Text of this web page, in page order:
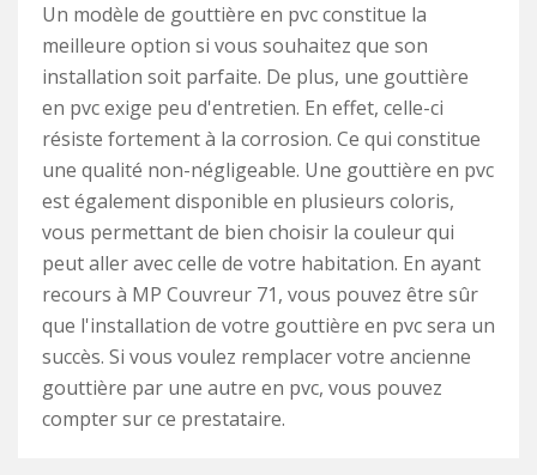
Un modèle de gouttière en pvc constitue la
meilleure option si vous souhaitez que son
installation soit parfaite. De plus, une gouttière
en pvc exige peu d'entretien. En effet, celle-ci
résiste fortement à la corrosion. Ce qui constitue
une qualité non-négligeable. Une gouttière en pvc
est également disponible en plusieurs coloris,
vous permettant de bien choisir la couleur qui
peut aller avec celle de votre habitation. En ayant
recours à MP Couvreur 71, vous pouvez être sûr
que l'installation de votre gouttière en pvc sera un
succès. Si vous voulez remplacer votre ancienne
gouttière par une autre en pvc, vous pouvez
compter sur ce prestataire.